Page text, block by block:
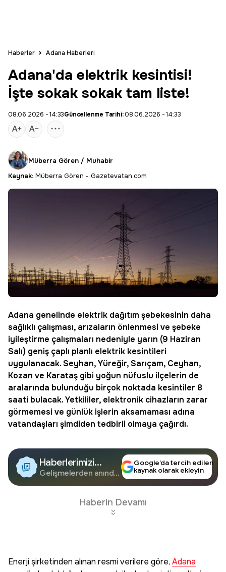
Haberler Adana Haberleri
Adana'da elektrik kesintisi!
İşte sokak sokak tam liste!
08.06.2026 - 14:33Güncellenme Tarihi:08.06.2026 - 14:33
Müberra Gören / Muhabir
Kaynak: Müberra Gören - Gazetevatan.com
Adana genelinde elektrik dağıtım şebekesinin daha
sağlıklı çalışması, arızaların önlenmesi ve şebeke
iyileştirme çalışmaları nedeniyle yarın (9 Haziran
Salı) geniş çaplı planlı elektrik kesintileri
uygulanacak. Seyhan, Yüreğir, Sarıçam, Ceyhan,
Kozan ve Karataş gibi yoğun nüfuslu ilçelerin de
aralarında bulunduğu birçok noktada kesintiler 8
saati bulacak. Yetkililer, elektronik cihazların zarar
görmemesi ve günlük işlerin aksamaması adına
vatandaşları şimdiden tedbirli olmaya çağırdı.
Haberlerimizi
Google'da Takip
Edin
Gelişmelerden anında
Google’da tercih edilen
kaynak olarak ekleyin
Haberin Devamı
Enerji şirketinden alınan resmi verilere göre, Adana